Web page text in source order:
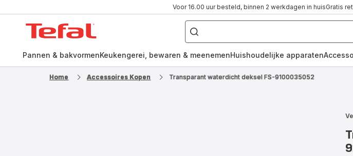
Voor 16.00 uur besteld, binnen 2 werkdagen in huisGratis
Waar
ben
naar
Pannen & bakvormenKeukengerei, bewaren & meenemenHuishoudelijke apparaten
Home Accessoires Kopen Transparant waterdicht deksel FS-9100035052